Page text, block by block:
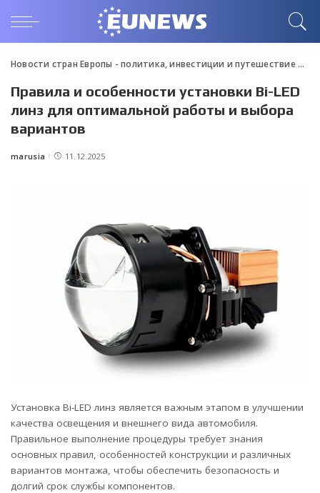
Новости стран Европы - политика, инвестиции и путешествие>
Правила и особенности установки Bi-LED
линз для оптимальной работы и выбора
вариантов
Posted
marusia 11.12.2025
Установка Bi-LED линз является важным этапом в улучшении
качества освещения и внешнего вида автомобиля.
Правильное выполнение процедуры требует знания
основных правил, особенностей конструкции и различных
вариантов монтажа, чтобы обеспечить безопасность и
долгий срок службы компонентов.